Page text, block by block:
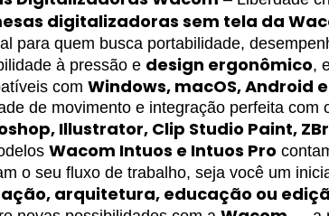
digitalizadoras sem tela da
para quem busca portabilidade,
à pressão e design ergonômico,
com Windows, macOS, Android
Illustrator, Clip Studio Paint,
Wacom Intuos e Intuos Pro
o seu fluxo de trabalho, seja você um
arquitetura, educação ou